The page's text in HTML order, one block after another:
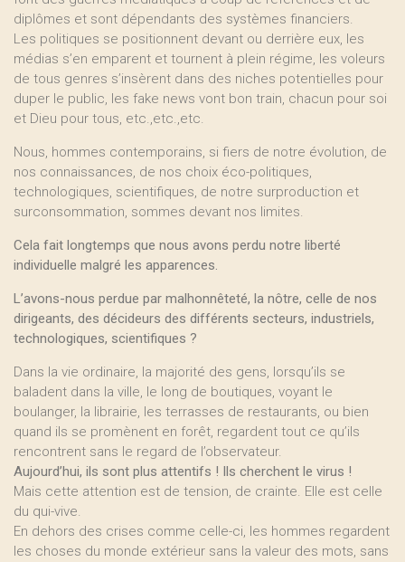
diplômes et sont dépendants des systèmes financiers.
Les politiques se positionnent devant ou derrière eux, les
médias s’en emparent et tournent à plein régime, les voleurs
de tous genres s’insèrent dans des niches potentielles pour
duper le public, les fake news vont bon train, chacun pour soi
et Dieu pour tous, etc.,etc.,etc.
Nous, hommes contemporains, si fiers de notre évolution, de
nos connaissances, de nos choix éco-politiques,
technologiques, scientifiques, de notre surproduction et
surconsommation, sommes devant nos limites.
Cela fait longtemps que nous avons perdu notre liberté
individuelle malgré les apparences.
L’avons-nous perdue par malhonnêteté, la nôtre, celle de nos
dirigeants, des décideurs des différents secteurs, industriels,
technologiques, scientifiques ?
Dans la vie ordinaire, la majorité des gens, lorsqu’ils se
baladent dans la ville, le long de boutiques, voyant le
boulanger, la librairie, les terrasses de restaurants, ou bien
quand ils se promènent en forêt, regardent tout ce qu’ils
rencontrent sans le regard de l’observateur.
Aujourd’hui, ils sont plus attentifs ! Ils cherchent le virus !
Mais cette attention est de tension, de crainte. Elle est celle
du qui-vive.
En dehors des crises comme celle-ci, les hommes regardent
les choses du monde extérieur sans la valeur des mots, sans